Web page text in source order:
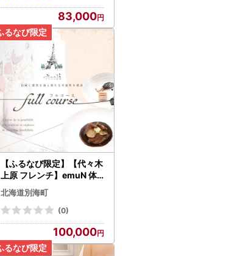
83,000
【ふるなび限定】【代々木
上原 フレンチ】emuN 体
が喜ぶ優しい味が女性に人
気「別海町特別コースB」
お食事券2名様 北海道
北海道別海町
(0)
100,000